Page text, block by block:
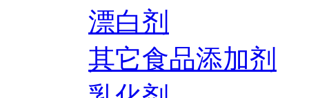
漂白剂
其它食品添加剂